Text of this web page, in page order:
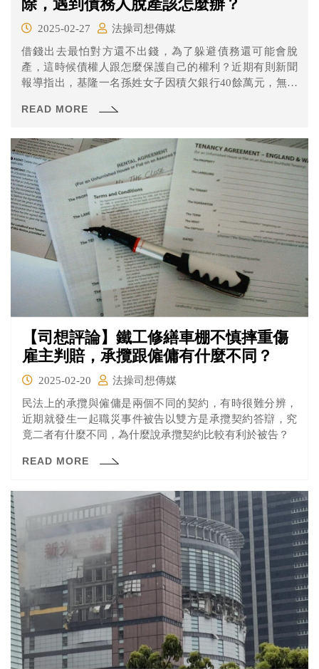
除，遇到債務人脫產該怎麼辦？
2025-02-27
法操司想傳媒
借錢出去最怕對方還不出錢，為了躲避債務還可能會脫
產，這時候債權人跟怎麼保護自己的權利？近期有則新聞
報導指出，基隆一名孫姓女子因積欠銀行40餘萬元，無力
給孫女的另外三名手足，認為債權受損，向法院訴請撤銷
多筆資助，故未給予繼承房產。法官認為銀行未舉證「無
償行為」，且無從排除死者遺願或遺產管理，駁回告訴。
READ MORE
【司想評論】鐵工修繕車棚不慎摔重傷
雇主判賠，承攬跟僱傭有什麼不同？
2025-02-20
法操司想傳媒
民法上的承攬與僱傭是兩個不同的契約，有時很難分辨，
近期就發生一起職災事件被告以雙方是承攬契約答辯，究
竟二者有什麼不同，為什麼說承攬契約比較有利於被告？
READ MORE